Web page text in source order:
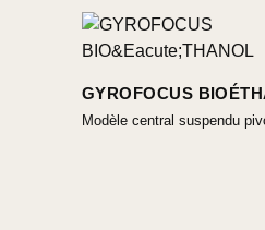
GYROFOCUS
Modèle central suspendu